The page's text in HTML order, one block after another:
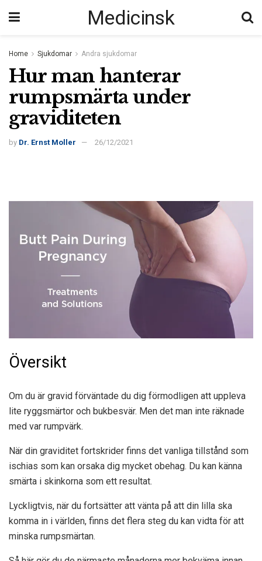
Medicinsk
Home Sjukdomar Andra sjukdomar
Hur man hanterar
rumpsmärta under
graviditeten
by Dr. Ernst Moller 26/12/2021
Översikt
Om du är gravid förväntade du dig förmodligen att uppleva
lite ryggsmärtor och bukbesvär. Men det man inte räknade
med var rumpvärk.
När din graviditet fortskrider finns det vanliga tillstånd som
ischias som kan orsaka dig mycket obehag. Du kan känna
smärta i skinkorna som ett resultat.
Lyckligtvis, när du fortsätter att vänta på att din lilla ska
komma in i världen, finns det flera steg du kan vidta för att
minska rumpsmärtan.